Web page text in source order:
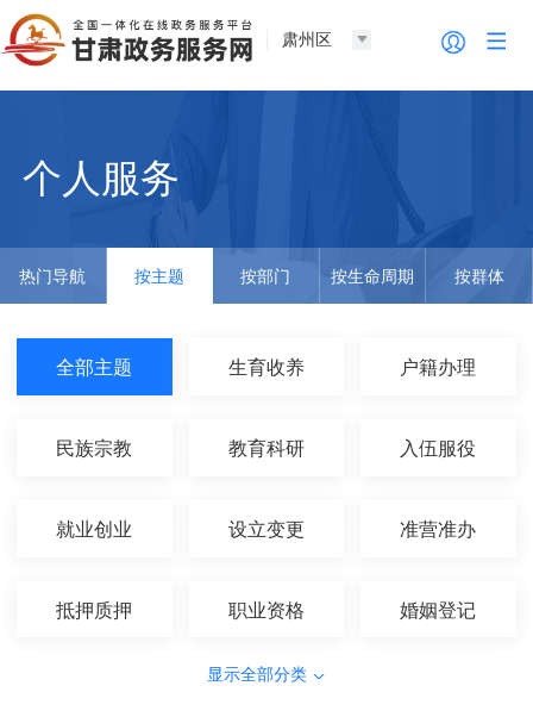
肃州区
个人服务
热门导航 按主题 按部门 按生命周期 按群体
全部主题 生育收养 户籍办理
民族宗教 教育科研 入伍服役
就业创业 设立变更 准营准办
抵押质押 职业资格 婚姻登记
显示全部分类